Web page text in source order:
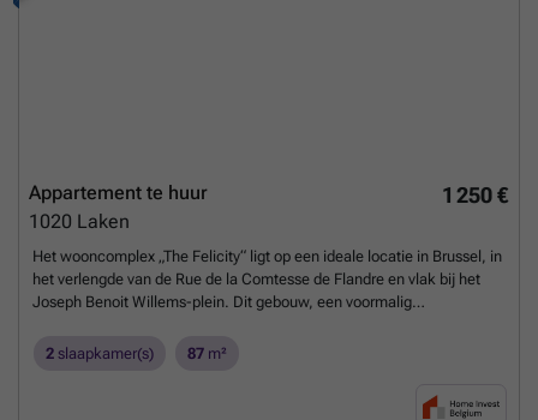
1 250 €
Appartement te huur
1020 Laken
Het wooncomplex „The Felicity“ ligt op een ideale locatie in Brussel, in
het verlengde van de Rue de la Comtesse de Flandre en vlak bij het
Joseph Benoit Willems-plein. Dit gebouw, een voormalig
moderne en trendy stijl en is gebouwd op de hoek van de Rue de la
groot gebouw van 5 verdiepingen, een mooie gemeenschappelijke
binnenplaats en een binnentuin die toegang biedt tot vrijstaande
2 slaapkamer(s) 87 m²